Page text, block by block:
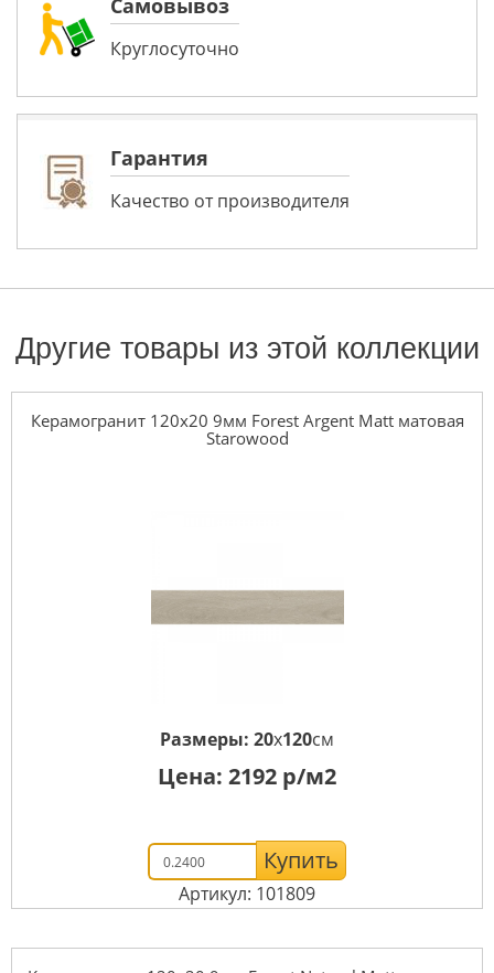
Самовывоз
Круглосуточно
Гарантия
Качество от производителя
Другие товары из этой коллекции
Керамогранит 120x20 9мм Forest Argent Matt матовая
Starowood
Размеры: 20x120см
Цена: 2192 р/м2
Купить
Артикул: 101809